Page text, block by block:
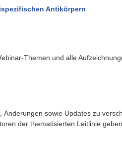
Antikörpern
Themen und alle
sowie Updates zu
der thematisierten Leitlinie